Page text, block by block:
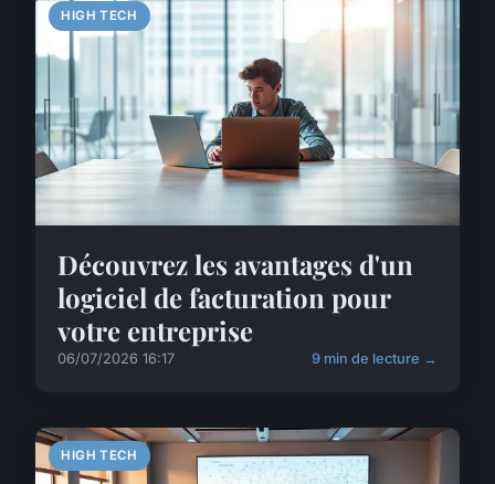
HIGH TECH
Découvrez les avantages d'un
logiciel de facturation pour
votre entreprise
06/07/2026 16:17 9 min de lecture →
HIGH TECH